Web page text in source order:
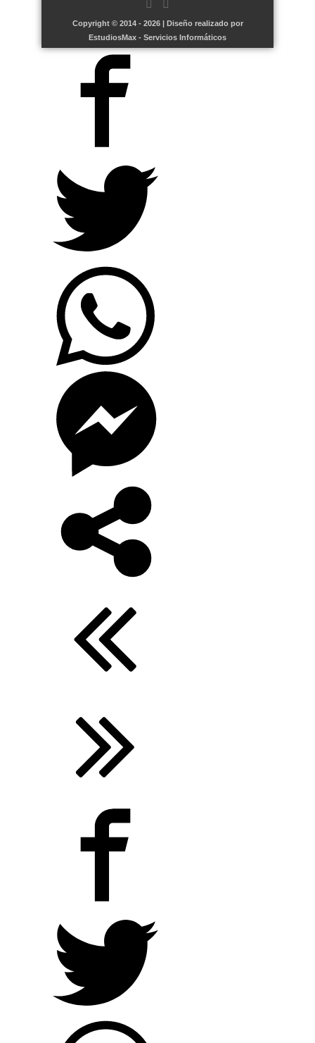
Copyright © 2014 - 2026 | Diseño realizado por
EstudiosMax - Servicios Informáticos